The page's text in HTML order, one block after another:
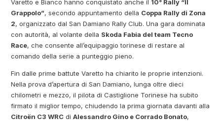
Varetto e Bianco hanno conquistato anche il 10° Rally “Il
Grappolo”, secondo appuntamento della Coppa Rally di Zona
2, organizzato dal San Damiano Rally Club. Una gara dominata
con autorità, al volante della Skoda Fabia del team Tecno
Race, che consente all’equipaggio torinese di restare al
comando della serie a punteggio pieno.
Fin dalle prime battute Varetto ha chiarito le proprie intenzioni.
Nella prova d’apertura di San Damiano, lunga oltre dieci
chilometri e mezzo, il pilota di Castiglione Torinese ha subito
firmato il miglior tempo, chiudendo la prima giornata davanti alla
Citroën C3 WRC diAlessandro Gino e Corrado Bonato,